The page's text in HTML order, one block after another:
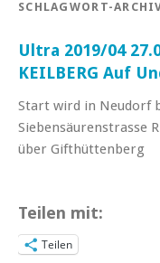
SCHLAGWORT-
Ultra 2019/04
KEILBERG Auf
Start wird in Neudorf
Siebensäurenstrasse
über Gifthüttenberg
Teilen mit:
Teilen